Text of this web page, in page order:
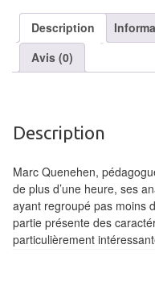
Jeux
société
cartes
Collectionner
(TCG)
Les
Description
Avis (0)
Description
Marc Quenehen,
de plus d’une heure, ses
ayant regroupé pas moins
partie présente des
particulièrement